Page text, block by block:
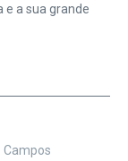
e a sua grande
Campos